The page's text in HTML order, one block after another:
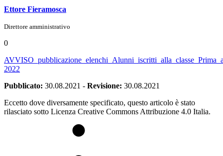
Ettore Fieramosca
Direttore amministrativo
0
2022
Pubblicato: 30.08.2021 - Revisione: 30.08.2021
Eccetto dove diversamente specificato, questo articolo è stato
rilasciato sotto Licenza Creative Commons Attribuzione 4.0 Italia.